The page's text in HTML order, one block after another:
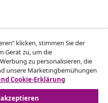
für deine Bestellung
klicken, stimmen Sie der
Gerät zu, um die
zu personalisieren, die
unsere Marketingbemühungen
Cookie-Erklärung